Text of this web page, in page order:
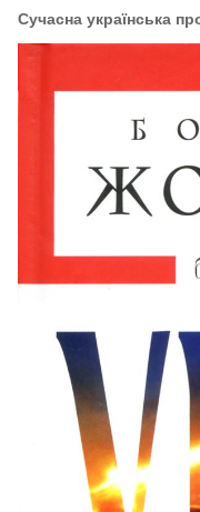
Сучасна українська